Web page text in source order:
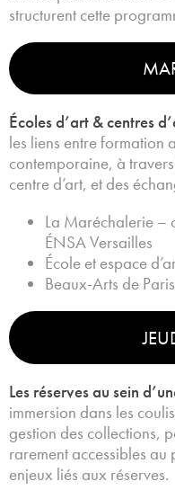
structurent cette
Écoles d’art & centres
les liens entre formation
contemporaine, à travers
centre d’art, et des
La Maréchalerie –
ÉNSA Versailles
École et espace
Beaux-Arts de Paris
Les réserves au sein
immersion dans les
gestion des collections,
rarement accessibles
enjeux liés aux réserves.